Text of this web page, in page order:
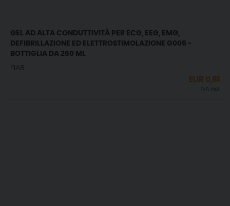
GEL AD ALTA CONDUTTIVITÀ PER ECG, EEG, EMG,
DEFIBRILLAZIONE ED ELETTROSTIMOLAZIONE G005 -
BOTTIGLIA DA 260 ML
FIAB
EUR 0,81
IVA incl.